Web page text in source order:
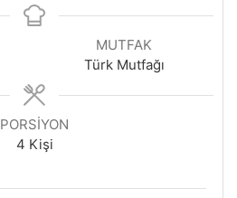
MUTFAK
Türk Mutfağı
PORSIYON
4 Kişi